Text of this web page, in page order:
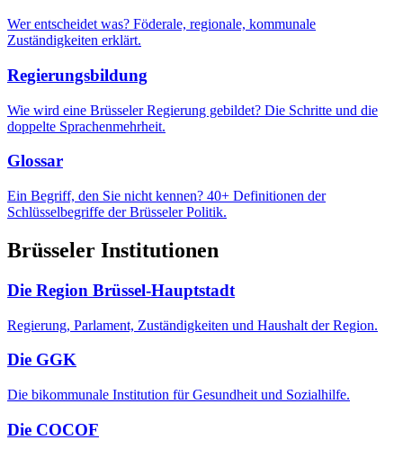
Wer entscheidet was? Föderale, regionale, kommunale
Zuständigkeiten erklärt.
Regierungsbildung
Wie wird eine Brüsseler Regierung gebildet? Die Schritte und die
doppelte Sprachenmehrheit.
Glossar
Ein Begriff, den Sie nicht kennen? 40+ Definitionen der
Schlüsselbegriffe der Brüsseler Politik.
Brüsseler Institutionen
Die Region Brüssel-Hauptstadt
Regierung, Parlament, Zuständigkeiten und Haushalt der Region.
Die GGK
Die bikommunale Institution für Gesundheit und Sozialhilfe.
Die COCOF